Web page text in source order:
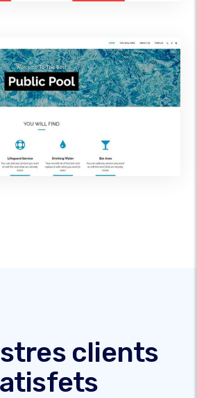
clients